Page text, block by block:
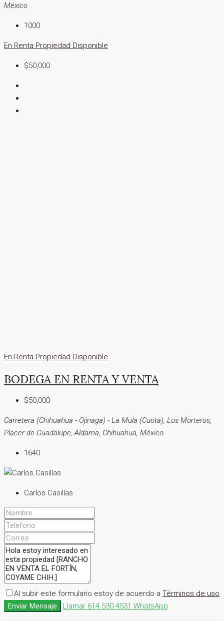
México
1000
En Renta Propiedad Disponible
$50,000
En Renta Propiedad Disponible
BODEGA EN RENTA Y VENTA
$50,000
Carretera (Chihuahua - Ojinaga) - La Mula (Cuota), Los Morteros,
Placer de Guadalupe, Aldama, Chihuahua, México
1640
Carlos Casillas
Al subir este formulario estoy de acuerdo a Términos de uso
Enviar Mensaje
Llamar 614 530 4531 WhatsApp